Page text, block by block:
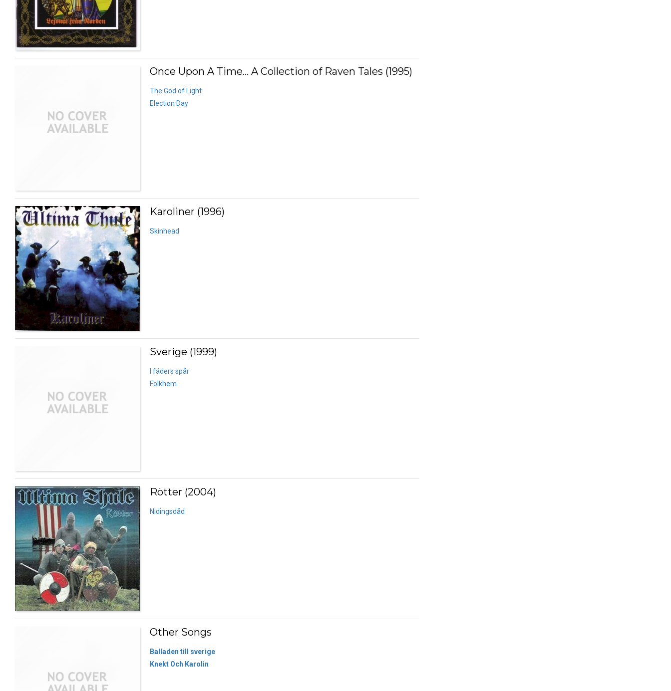
Once Upon A Time... A Collection of Raven Tales (1995)
The God of Light
Election Day
Karoliner (1996)
Skinhead
Sverige (1999)
I fäders spår
Folkhem
Rötter (2004)
Nidingsdåd
Other Songs
Balladen till sverige
Knekt Och Karolin